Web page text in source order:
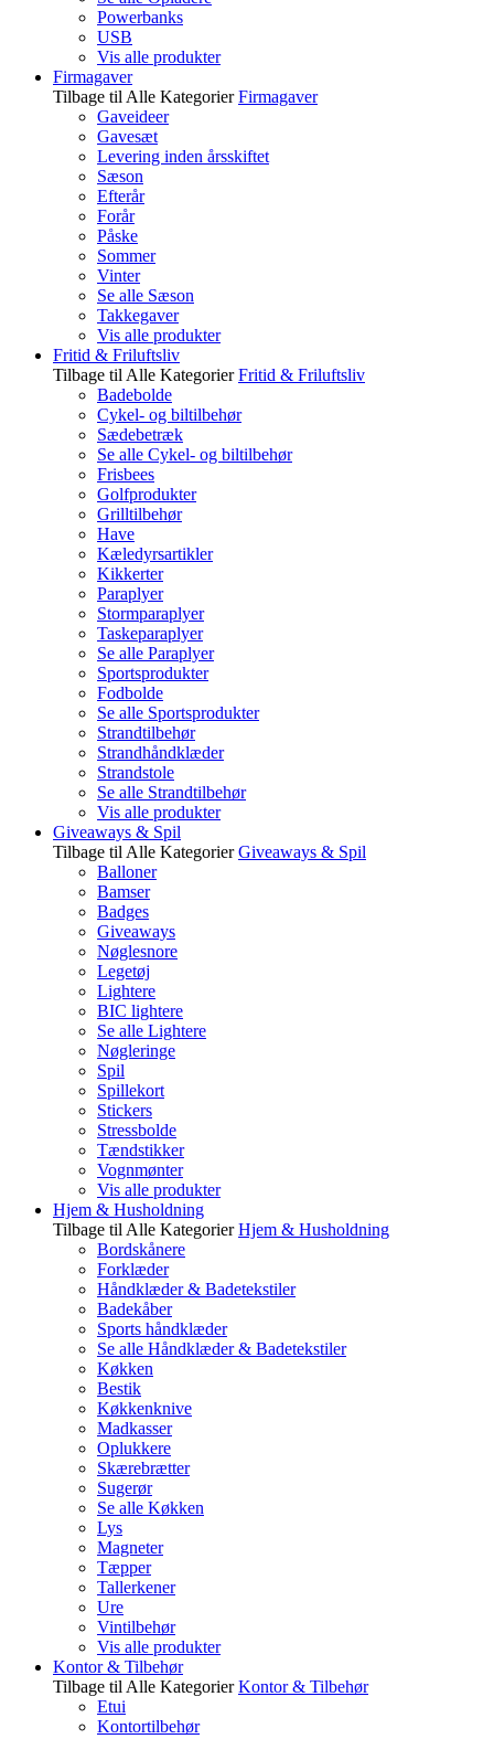
Powerbanks
USB
Vis alle produkter
Firmagaver
Tilbage til Alle Kategorier Firmagaver
Gaveideer
Gavesæt
Levering inden årsskiftet
Sæson
Efterår
Forår
Påske
Sommer
Vinter
Se alle Sæson
Takkegaver
Vis alle produkter
Fritid & Friluftsliv
Tilbage til Alle Kategorier Fritid & Friluftsliv
Badebolde
Cykel- og biltilbehør
Sædebetræk
Se alle Cykel- og biltilbehør
Frisbees
Golfprodukter
Grilltilbehør
Have
Kæledyrsartikler
Kikkerter
Paraplyer
Stormparaplyer
Taskeparaplyer
Se alle Paraplyer
Sportsprodukter
Fodbolde
Se alle Sportsprodukter
Strandtilbehør
Strandhåndklæder
Strandstole
Se alle Strandtilbehør
Vis alle produkter
Giveaways & Spil
Tilbage til Alle Kategorier Giveaways & Spil
Balloner
Bamser
Badges
Giveaways
Nøglesnore
Legetøj
Lightere
BIC lightere
Se alle Lightere
Nøgleringe
Spil
Spillekort
Stickers
Stressbolde
Tændstikker
Vognmønter
Vis alle produkter
Hjem & Husholdning
Tilbage til Alle Kategorier Hjem & Husholdning
Bordskånere
Forklæder
Håndklæder & Badetekstiler
Badekåber
Sports håndklæder
Se alle Håndklæder & Badetekstiler
Køkken
Bestik
Køkkenknive
Madkasser
Oplukkere
Skærebrætter
Sugerør
Se alle Køkken
Lys
Magneter
Tæpper
Tallerkener
Ure
Vintilbehør
Vis alle produkter
Kontor & Tilbehør
Tilbage til Alle Kategorier Kontor & Tilbehør
Etui
Kontortilbehør